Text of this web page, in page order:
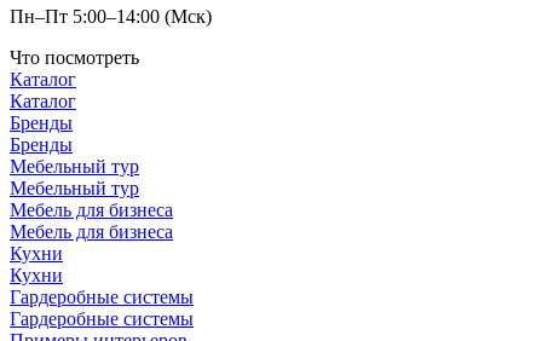
Пн–Пт 5:00–14:00 (Мск)
Что посмотреть
Каталог
Каталог
Бренды
Бренды
Мебельный тур
Мебельный тур
Мебель для бизнеса
Мебель для бизнеса
Кухни
Кухни
Гардеробные системы
Гардеробные системы